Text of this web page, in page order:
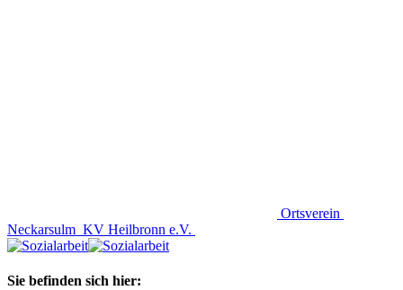
Ortsverein
Neckarsulm KV Heilbronn e.V.
Sie befinden sich hier: